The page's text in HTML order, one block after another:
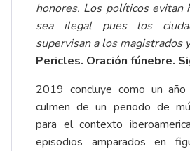
honores. Los políticos evitan
sea ilegal pues los
supervisan a los magistrados
Pericles. Oración fúnebre.
2019 concluye como un
culmen de un periodo de
para el contexto
episodios amparados en